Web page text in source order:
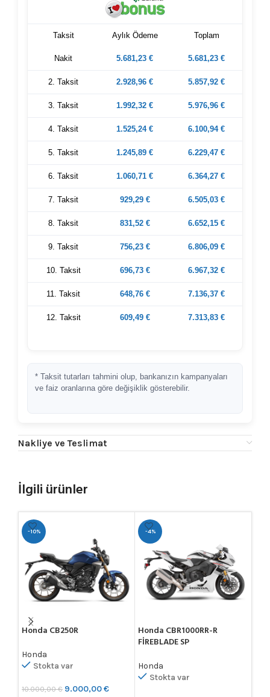
Taksit Aylık Ödeme Toplam
Nakit 5.681,23 € 5.681,23 €
2. Taksit 2.928,96 € 5.857,92 €
3. Taksit 1.992,32 € 5.976,96 €
4. Taksit 1.525,24 € 6.100,94 €
5. Taksit 1.245,89 € 6.229,47 €
6. Taksit 1.060,71 € 6.364,27 €
7. Taksit 929,29 € 6.505,03 €
8. Taksit 831,52 € 6.652,15 €
9. Taksit 756,23 € 6.806,09 €
10. Taksit 696,73 € 6.967,32 €
11. Taksit 648,76 € 7.136,37 €
12. Taksit 609,49 € 7.313,83 €
* Taksit tutarları tahmini olup, bankanızın kampanyaları
ve faiz oranlarına göre değişiklik gösterebilir.
Nakliye ve Teslimat
İlgili ürünler
-10%
Honda CB250R
Honda
Stokta var
10.000,00€ 9.000,00€
-4%
Honda CBR1000RR-R
FİREBLADE SP
Honda
Stokta var